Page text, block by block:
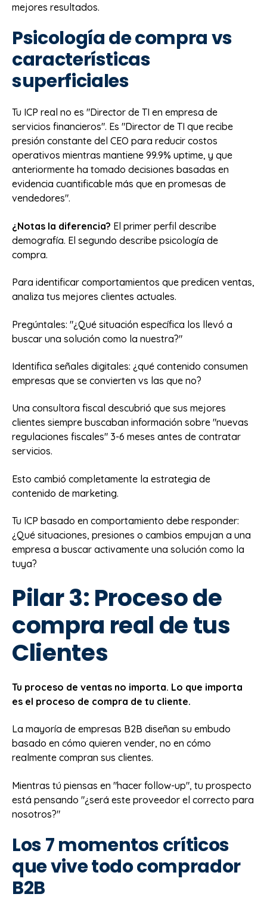
mejores resultados.
Psicología de compra vs
características
superficiales
Tu ICP real no es "Director de TI en empresa de
servicios financieros". Es "Director de TI que recibe
presión constante del CEO para reducir costos
operativos mientras mantiene 99.9% uptime, y que
anteriormente ha tomado decisiones basadas en
evidencia cuantificable más que en promesas de
vendedores".
¿Notas la diferencia? El primer perfil describe
demografía. El segundo describe psicología de
compra.
Para identificar comportamientos que predicen ventas,
analiza tus mejores clientes actuales.
Pregúntales: "¿Qué situación específica los llevó a
buscar una solución como la nuestra?"
Identifica señales digitales: ¿qué contenido consumen
empresas que se convierten vs las que no?
Una consultora fiscal descubrió que sus mejores
clientes siempre buscaban información sobre "nuevas
regulaciones fiscales" 3-6 meses antes de contratar
servicios.
Esto cambió completamente la estrategia de
contenido de marketing.
Tu ICP basado en comportamiento debe responder:
¿Qué situaciones, presiones o cambios empujan a una
empresa a buscar activamente una solución como la
tuya?
Pilar 3: Proceso de
compra real de tus
Clientes
Tu proceso de ventas no importa. Lo que importa
es el proceso de compra de tu cliente.
La mayoría de empresas B2B diseñan su embudo
basado en cómo quieren vender, no en cómo
realmente compran sus clientes.
Mientras tú piensas en "hacer follow-up", tu prospecto
está pensando "¿será este proveedor el correcto para
nosotros?"
Los 7 momentos críticos
que vive todo comprador
B2B